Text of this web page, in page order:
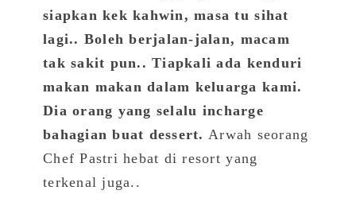
siapkan kek kahwin, masa tu sihat
lagi.. Boleh berjalan-jalan​, macam
tak sakit pun.. Tiapkali ada kenduri
makan makan dalam keluarga kami.
Dia orang yang selalu incharge
bahagian buat dessert. Arwah seorang
Chef Pastri hebat di resort yang
terkenal juga..